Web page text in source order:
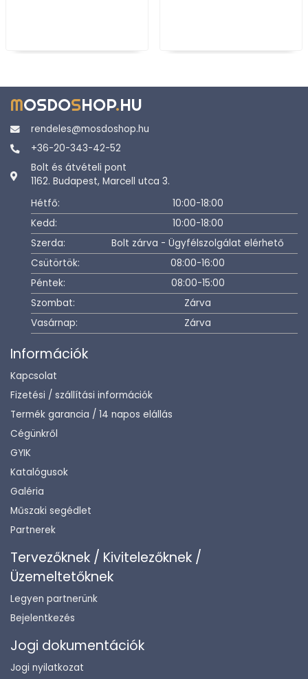
MOSDOSHOP.HU
rendeles@mosdoshop.hu
+36-20-343-42-52
Bolt és átvételi pont
1162. Budapest, Marcell utca 3.
Hétfő:
10:00-18:00
Kedd:
10:00-18:00
Szerda:
Bolt zárva - Ügyfélszolgálat elérhető
Csütörtök:
08:00-16:00
Péntek:
08:00-15:00
Szombat:
Zárva
Vasárnap:
Zárva
Információk
Kapcsolat
Fizetési / szállítási információk
Termék garancia / 14 napos elállás
Cégünkről
GYIK
Katalógusok
Galéria
Műszaki segédlet
Partnerek
Tervezőknek / Kivitelezőknek /
Üzemeltetőknek
Legyen partnerünk
Bejelentkezés
Jogi dokumentációk
Jogi nyilatkozat